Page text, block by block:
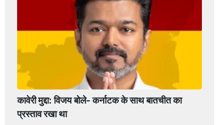
कावेरी मुद्दा: विजय बोले- कर्नाटक के साथ बातचीत का
प्रस्ताव रखा था